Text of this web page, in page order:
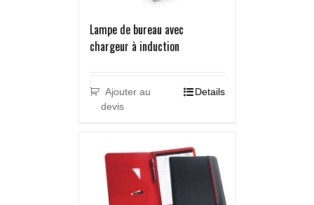
Lampe de bureau avec
chargeur à induction
Ajouter au
devis
Details